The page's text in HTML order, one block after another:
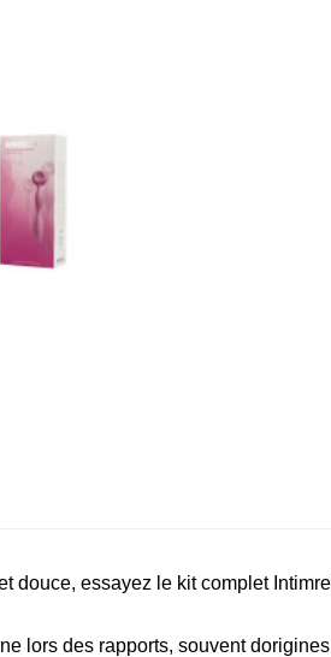
douce, essayez le kit complet
lors des rapports, souvent